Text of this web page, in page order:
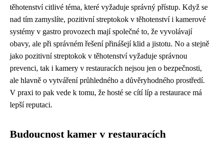
těhotenstvícitlivé téma, které vyžaduje správný přístup. Když se
nad tím zamyslíte, pozitivní streptokok v těhotenství i kamerové
systémy v gastro provozech mají společné to, že vyvolávají
obavy, ale při správném řešení přinášejí klid a jistotu. No a stejně
jako pozitivní streptokok v těhotenství vyžaduje správnou
prevenci, tak i kamery v restauracích nejsou jen o bezpečnosti,
ale hlavně o vytváření průhledného a důvěryhodného prostředí.
V praxi to pak vede k tomu, že hosté se cítí líp a restaurace má
lepší reputaci.
Budoucnost kamer v restauracích